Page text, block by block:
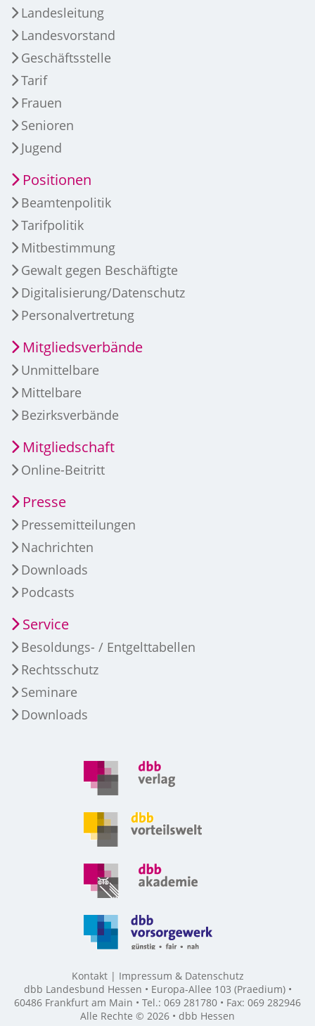
Landesleitung
Landesvorstand
Geschäftsstelle
Tarif
Frauen
Senioren
Jugend
Positionen
Beamtenpolitik
Tarifpolitik
Mitbestimmung
Gewalt gegen Beschäftigte
Digitalisierung/Datenschutz
Personalvertretung
Mitgliedsverbände
Unmittelbare
Mittelbare
Bezirksverbände
Mitgliedschaft
Online-Beitritt
Presse
Pressemitteilungen
Nachrichten
Downloads
Podcasts
Service
Besoldungs- / Entgelttabellen
Rechtsschutz
Seminare
Downloads
Kontakt
Impressum & Datenschutz
dbb Landesbund Hessen • Europa-Allee 103 (Praedium) •
60486 Frankfurt am Main • Tel.: 069 281780 • Fax: 069 282946
Alle Rechte © 2026 • dbb Hessen